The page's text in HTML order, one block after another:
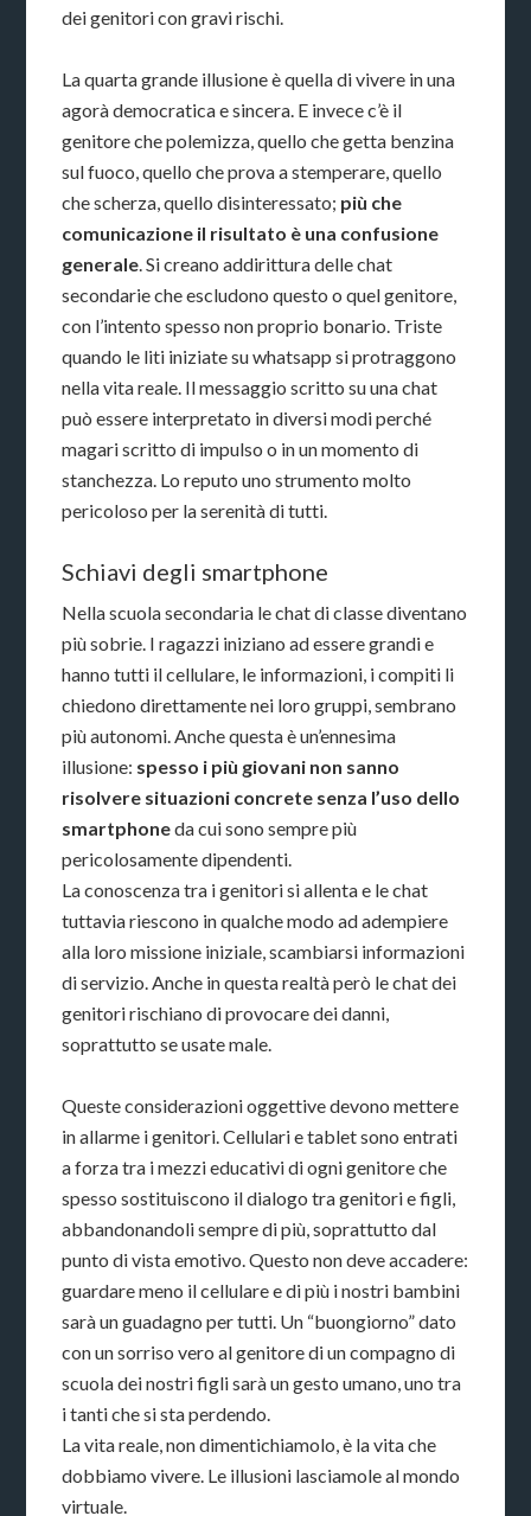
dei genitori con gravi rischi.
La quarta grande illusione è quella di vivere in una
agorà democratica e sincera. E invece c’è il
genitore che polemizza, quello che getta benzina
sul fuoco, quello che prova a stemperare, quello
che scherza, quello disinteressato; più che
comunicazione il risultato è una confusione
generale. Si creano addirittura delle chat
secondarie che escludono questo o quel genitore,
con l’intento spesso non proprio bonario. Triste
quando le liti iniziate su whatsapp si protraggono
nella vita reale. Il messaggio scritto su una chat
può essere interpretato in diversi modi perché
magari scritto di impulso o in un momento di
stanchezza. Lo reputo uno strumento molto
pericoloso per la serenità di tutti.
Schiavi degli smartphone
Nella scuola secondaria le chat di classe diventano
più sobrie. I ragazzi iniziano ad essere grandi e
hanno tutti il cellulare, le informazioni, i compiti li
chiedono direttamente nei loro gruppi, sembrano
più autonomi. Anche questa è un’ennesima
illusione: spesso i più giovani non sanno
risolvere situazioni concrete senza l’uso dello
smartphoneda cui sono sempre più
pericolosamente dipendenti.
La conoscenza tra i genitori si allenta e le chat
tuttavia riescono in qualche modo ad adempiere
alla loro missione iniziale, scambiarsi informazioni
di servizio. Anche in questa realtà però le chat dei
genitori rischiano di provocare dei danni,
soprattutto se usate male.
Queste considerazioni oggettive devono mettere
in allarme i genitori. Cellulari e tablet sono entrati
a forza tra i mezzi educativi di ogni genitore che
spesso sostituiscono il dialogo tra genitori e figli,
abbandonandoli sempre di più, soprattutto dal
punto di vista emotivo. Questo non deve accadere:
guardare meno il cellulare e di più i nostri bambini
sarà un guadagno per tutti. Un “buongiorno” dato
con un sorriso vero al genitore di un compagno di
scuola dei nostri figli sarà un gesto umano, uno tra
i tanti che si sta perdendo.
La vita reale, non dimentichiamolo, è la vita che
dobbiamo vivere. Le illusioni lasciamole al mondo
virtuale.